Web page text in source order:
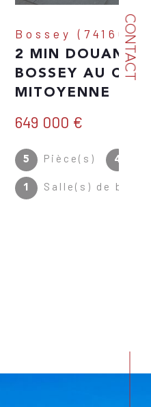
CONTACT
TROINEX
MAISON
Réf : 3628